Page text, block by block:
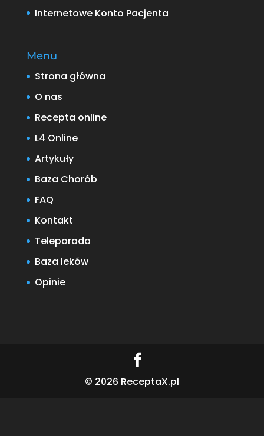
Internetowe Konto Pacjenta
Menu
Strona główna
O nas
Recepta online
L4 Online
Artykuły
Baza Chorób
FAQ
Kontakt
Teleporada
Baza leków
Opinie
© 2026 ReceptaX.pl